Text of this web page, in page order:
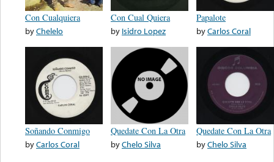
Con Cualquiera
byChelelo
Con Cual Quiera
by Isidro Lopez
Papalote
byCarlos Coral
Soñando Conmigo
byCarlos Coral
Quedate Con La Otra
byChelo Silva
Quedate Con La Otra
byChelo Silva